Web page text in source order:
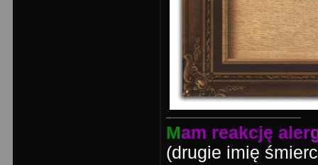
Mam reakcję aler
(drugie imię